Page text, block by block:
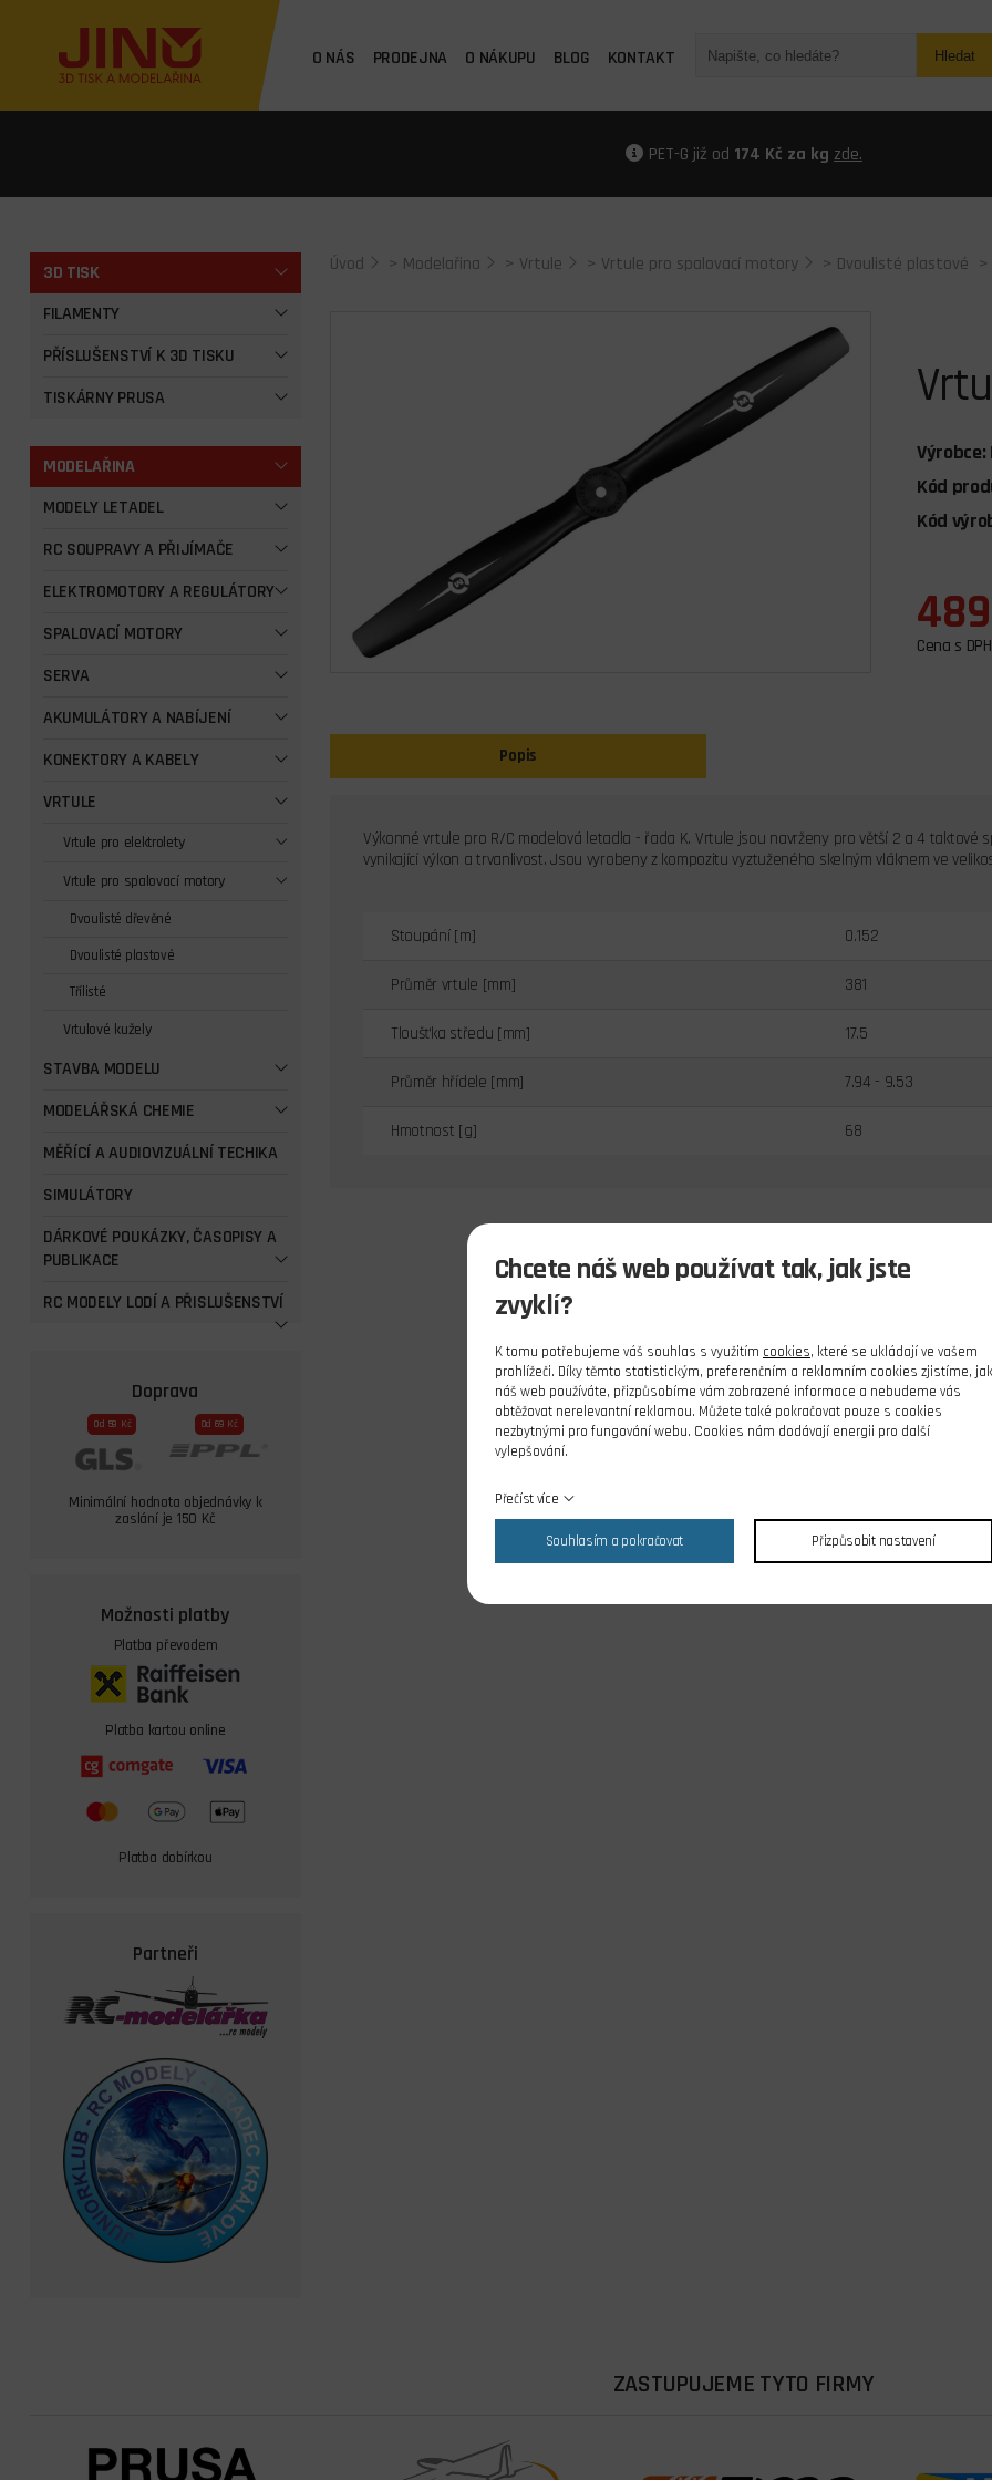
O NÁS PRODEJNA O NÁKUPU BLOG KONTAKT Hledat
PET-G již od 174 Kč za kg zde.
3D TISK
FILAMENTY
PŘÍSLUŠENSTVÍ K 3D TISKU
TISKÁRNY PRUSA
MODELAŘINA
MODELY LETADEL
RC SOUPRAVY A PŘIJÍMAČE
ELEKTROMOTORY A REGULÁTORY
SPALOVACÍ MOTORY
SERVA
AKUMULÁTORY A NABÍJENÍ
KONEKTORY A KABELY
VRTULE
Vrtule pro elektrolety
Vrtule pro spalovací motory
Dvoulisté dřevěné
Dvoulisté plastové
Třílisté
Vrtulové kužely
STAVBA MODELU
MODELÁŘSKÁ CHEMIE
MĚŘÍCÍ A AUDIOVIZUÁLNÍ TECHIKA
SIMULÁTORY
DÁRKOVÉ POUKÁZKY, ČASOPISY A
PUBLIKACE
RC MODELY LODÍ A PŘISLUŠENSTVÍ
Doprava
Od 59 Kč Od 69 Kč
Minimální hodnota objednávky k
zaslání je 150 Kč
Možnosti platby
Platba převodem
Platba kartou online
Platba dobírkou
Partneři
Úvod > Modelařina > Vrtule > Vrtule pro spalovací motory > Dvoulisté plastové
Výrobce:
Kód
Kód
Cena s DPH
Popis
Výkonné vrtule pro R/C modelová letadla - řada K. Vrtule jsou navrženy pro větší 2 a 4 taktové
vynikající výkon a trvanlivost. Jsou vyrobeny z kompozitu vyztuženého skelným vláknem ve
Stoupání [m] 0.152
Průměr vrtule [mm] 381
Tloušťka středu [mm] 17.5
Průměr hřídele [mm] 7.94 - 9.53
Hmotnost [g] 68
ZASTUPUJEME TYTO FIRMY
Chcete náš web používat tak, jak jste
zvyklí?
K tomu potřebujeme váš souhlas s využitím cookies, které se ukládají ve vašem
prohlížeči. Díky těmto statistickým, preferenčním a reklamním cookies zjistíme, jak
náš web používáte, přizpůsobíme vám zobrazené informace a nebudeme vás
obtěžovat nerelevantní reklamou. Můžete také pokračovat pouze s cookies
nezbytnými pro fungování webu. Cookies nám dodávají energii pro další
vylepšování.
Přečíst více
Souhlasím a pokračovat Přizpůsobit nastavení